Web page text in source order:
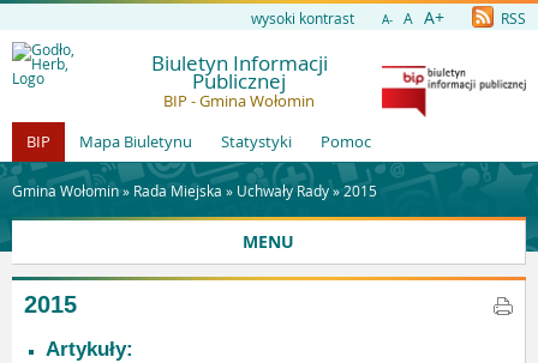
wysoki kontrast A- A A+ RSS
Biuletyn Informacji
Publicznej
BIP - Gmina Wołomin
BIP
Mapa Biuletynu Statystyki Pomoc
Gmina Wołomin » Rada Miejska » Uchwały Rady»2015
MENU
2015
Artykuły: